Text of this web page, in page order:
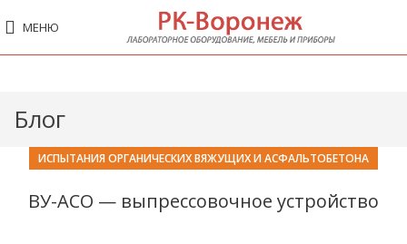
МЕНЮ
Блог
ИСПЫТАНИЯ ОРГАНИЧЕСКИХ ВЯЖУЩИХ И АСФАЛЬТОБЕТОНА
ВУ-АСО — выпрессовочное устройство